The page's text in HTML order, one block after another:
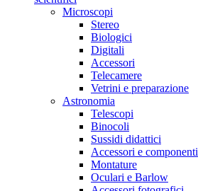
Microscopi
Stereo
Biologici
Digitali
Accessori
Telecamere
Vetrini e preparazione
Astronomia
Telescopi
Binocoli
Sussidi didattici
Accessori e componenti
Montature
Oculari e Barlow